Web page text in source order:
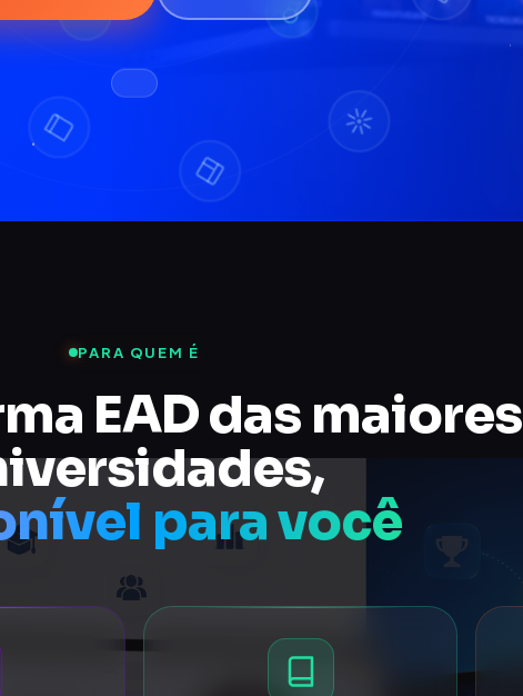
PARA QUEM É
EAD das maiores
para você